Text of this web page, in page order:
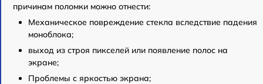
причинам поломки можно отнести:
Механическое повреждение стекла вследствие падения
моноблока;
выход из строя пикселей или появление полос на
экране;
Проблемы с яркостью экрана;